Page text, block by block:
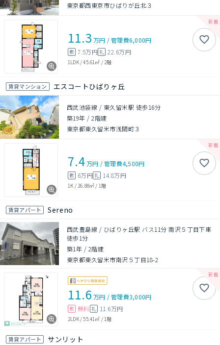
東京都西東京市ひばりが丘北３
11.3 万円 /管理費6,000円
敷 7.5万円礼 22.6万円
1LDK/45.61㎡ / 2階
賃貸マンション エスコートひばりヶ丘
西武池袋線 / 東久留米駅 徒歩16分
築19年 /2階建
東京都東久留米市浅間町３
7.4万円 /管理費4,500円
敷 6万円礼 14.8万円
1K / 26.88㎡ / 1階
賃貸アパート Sereno
西武豊島線 / ひばりヶ丘駅 バス11分 南沢５丁目下車
徒歩1分
築1年 / 2階建
東京都東久留米市南沢５丁目18-2
11.6 万円 /管理費3,000円
敷 無料 礼 11.6万円
2LDK/55.41㎡ /1階
賃貸アパート サンリット